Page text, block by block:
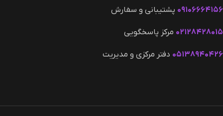
۰۹۱۰۶۶۶۴۱۵۶ پشتیبانی و سفارش
۰۲۱۲۸۴۲۸۰۱۵ مرکز پاسخگویی
۰۵۱۳۸۹۴۰۴۲۶ دفتر مرکزی و مدیریت